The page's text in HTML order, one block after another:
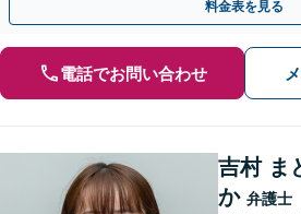
料金表を見る
電話でお問い合わせ
吉村 ま
か 弁護士